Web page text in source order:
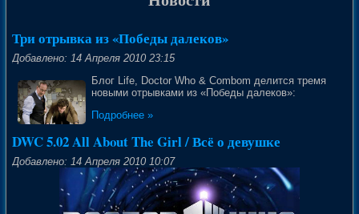
Три отрывка из «Победы далеков»
Добавлено: 14 Апреля 2010 23:15
Блог Life, Doctor Who & Combom делится тремя
новыми отрывками из «Победы далеков»:
Подробнее »
DWC 5.02 All About The Girl / Всё о девушке
Добавлено: 14 Апреля 2010 10:07